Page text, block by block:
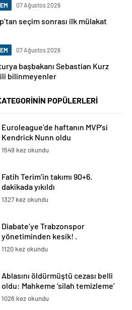
07 Ağustos 2026
seçim sonrası ilk mülakat
07 Ağustos 2026
başbakanı Sebastian Kurz
bilinmeyenler
POPÜLERLERİ
Euroleague’de haftanın MVP’si
Kendrick Nunn oldu
1549 kez okundu
Fatih Terim’in takımı 90+6.
dakikada yıkıldı
1327 kez okundu
Diabate’ye Trabzonspor
yönetiminden kesik! .
1120 kez okundu
Ablasını öldürmüştü cezası belli
oldu: Mahkeme ‘silah temizleme’
yalanını yutmadı
1026 kez okundu